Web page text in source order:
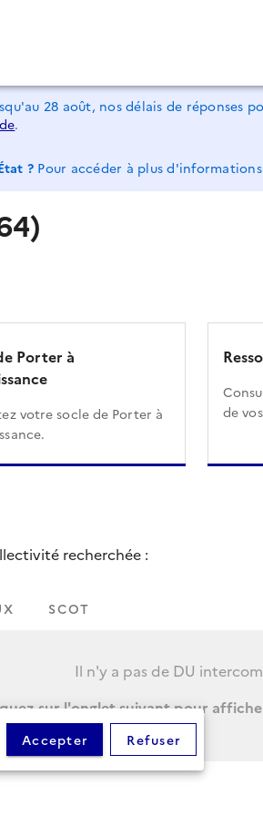
28 août, nos délais de
.
? Pour accéder à plus
Porter à
votre socle de Porter à
de
recherchée :
SCOT
Il n'y a pas de DU
sur l'onglet suivant pour
Accepter Refuser